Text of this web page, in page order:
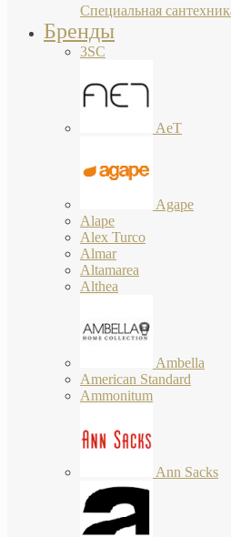
Специальная
Бренды
3SC
AeT
Agape
Alape
Alex Turco
Almar
Altamarea
Althea
Ambella
American Standard
Ammonitum
Ann Sacks